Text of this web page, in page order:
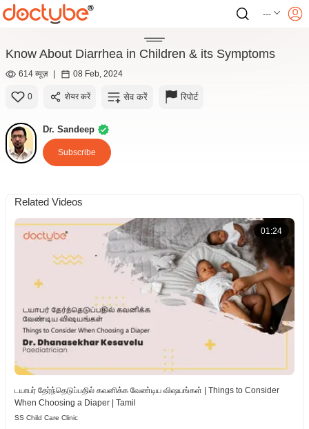
---
Know About Diarrhea in Children & its Symptoms
614 व्यूज़ | 08 Feb, 2024
0 शेयर करें सेव करें रिपोर्ट
Dr. Sandeep
Subscribe
Related Videos
01:24
டயாபர் தேர்ந்தெடுப்பதில் கவனிக்க வேண்டிய விஷயங்கள் | Things to Consider
When Choosing a Diaper | Tamil
SS Child Care Clinic